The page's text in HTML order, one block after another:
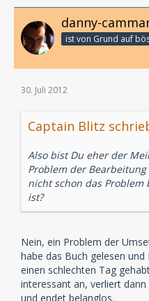
danny-
ist von Grund auf
30. Juli 2012
Captain Blitz
Also bist Du eher der
Problem der
nicht schon das Problem
ist?
Nein, ein Problem der
habe das Buch gelesen
einen schlechten Tag
interessant an, verliert
und endet belanglos.